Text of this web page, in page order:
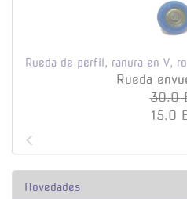
Rueda de perfil, ranura en V,
Rueda
30.0
15.0
Novedades